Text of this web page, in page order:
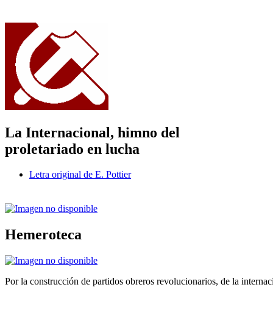
La Internacional, himno del
proletariado en lucha
Letra original de E. Pottier
Hemeroteca
Por la construcción de partidos obreros revolucionarios, de la